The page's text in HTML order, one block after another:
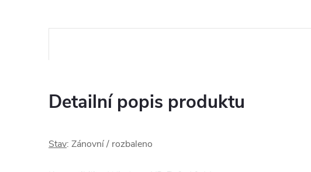
Detailní popis produktu
Stav: Zánovní / rozbaleno